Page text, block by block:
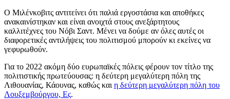
Ο Μιλένκοβιτς αντιτείνει ότι παλιά εργοστάσια και αποθήκες
ανακαινίστηκαν και είναι ανοιχτά στους ανεξάρτητους
καλλιτέχνες του Νόβι Σαντ. Μένει να δούμε αν όλες αυτές οι
διαφορετικές αντιλήψεις του πολιτισμού μπορούν κι εκείνες να
γεφυρωθούν.
Για το 2022 ακόμη δύο ευρωπαϊκές πόλεις φέρουν τον τίτλο της
πολιτιστικής πρωτεύουσας: η δεύτερη μεγαλύτερη πόλη της
Λιθουανίας, Κάουνας, καθώς και η δεύτερη μεγαλύτερη πόλη του
Λουξεμβούργου, Ες.